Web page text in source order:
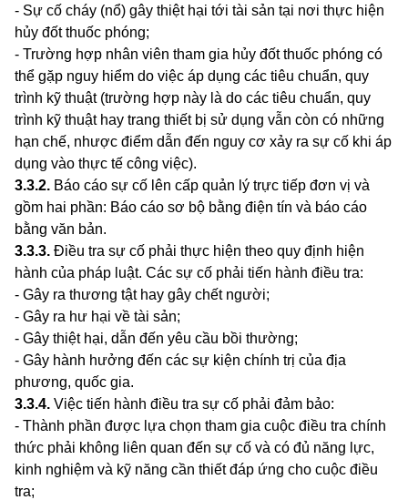
- Sự cố cháy (nổ) gây thiệt hại tới tài sản tại nơi thực hiện
hủy đốt thuốc phóng;
- Trường hợp nhân viên tham gia hủy đốt thuốc phóng có
thể gặp nguy hiểm do việc áp dụng các tiêu chuẩn, quy
trình kỹ thuật (trường hợp này là do các tiêu chuẩn, quy
trình kỹ thuật hay trang thiết bị sử dụng vẫn còn có những
hạn chế, nhược điểm dẫn đến nguy cơ xảy ra sự cố khi áp
dụng vào thực tế công việc).
3.3.2. Báo cáo sự cố lên cấp quản lý trực tiếp đơn vị và
gồm hai phần: Báo cáo sơ bộ bằng điện tín và báo cáo
bằng văn bản.
3.3.3. Điều tra sự cố phải thực hiện theo quy định hiện
hành của pháp luật. Các sự cố phải tiến hành điều tra:
- Gây ra thương tật hay gây chết người;
- Gây ra hư hại về tài sản;
- Gây thiệt hại, dẫn đến yêu cầu bồi thường;
- Gây hành hưởng đến các sự kiện chính trị của địa
phương, quốc gia.
3.3.4. Việc tiến hành điều tra sự cố phải đảm bảo:
- Thành phần được lựa chọn tham gia cuộc điều tra chính
thức phải không liên quan đến sự cố và có đủ năng lực,
kinh nghiệm và kỹ năng cần thiết đáp ứng cho cuộc điều
tra;